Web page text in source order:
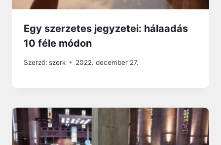
Egy szerzetes jegyzetei: hálaadás
10 féle módon
Szerző: szerk 2022. december 27.